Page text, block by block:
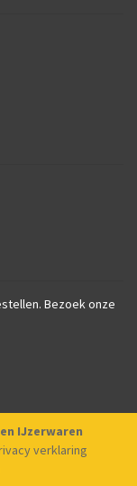
Bezoek onze
IJzerwaren
verklaring